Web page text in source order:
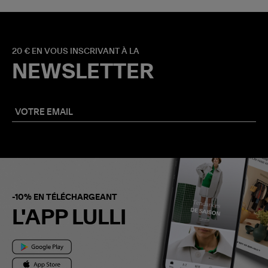
20 € EN VOUS INSCRIVANT À LA
NEWSLETTER
-10% EN TÉLÉCHARGEANT
L'APP LULLI